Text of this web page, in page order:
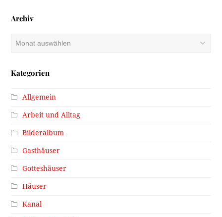
Archiv
Kategorien
Allgemein
Arbeit und Alltag
Bilderalbum
Gasthäuser
Gotteshäuser
Häuser
Kanal